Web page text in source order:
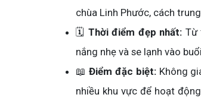
chùa Linh Phước, cách
🗓️ Thời điểm đẹp nhất: Từ
nắng nhẹ và se lạnh vào
📖Điểm đặc biệt:Không
nhiều khu vực để hoạt